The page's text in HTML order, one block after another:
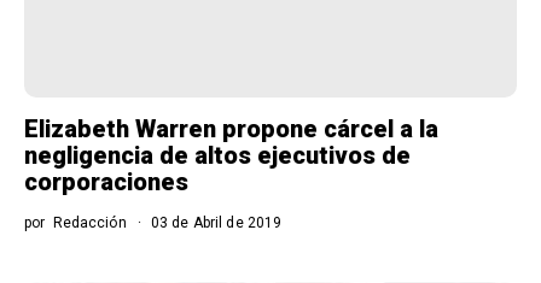
Elizabeth Warren propone cárcel a la
negligencia de altos ejecutivos de
corporaciones
por Redacción 03 de Abril de 2019